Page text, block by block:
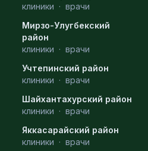
клиники · врачи
Мирзо-Улугбекский
район
клиники · врачи
Учтепинский район
клиники · врачи
Шайхантахурский район
клиники · врачи
Яккасарайский район
клиники · врачи